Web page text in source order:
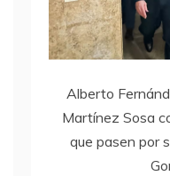
Alberto
Martínez Sosa
que pasen por